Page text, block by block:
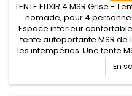
TENTE ELIXIR 4 MSR Grise -
nomade, pour 4
Espace intérieur
tente autoportante MSR de
les intempéries. Une tente
bon rapport qualité/prixEn